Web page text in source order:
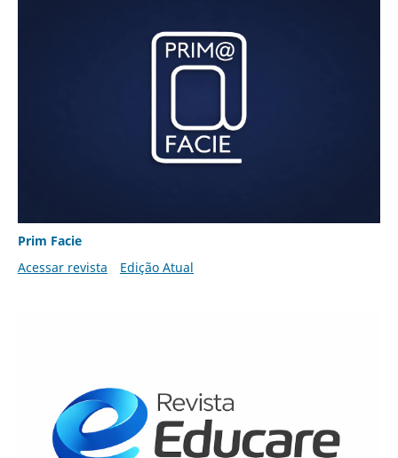
Prim Facie
Acessar revista
Edição Atual